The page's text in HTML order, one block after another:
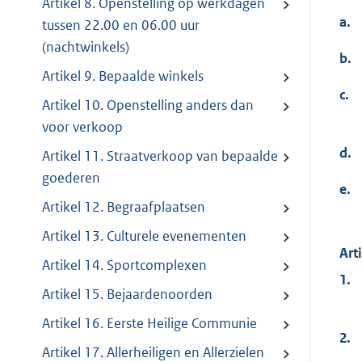
Artikel 8. Openstelling op werkdagen
tussen 22.00 en 06.00 uur
(nachtwinkels)
Artikel 9. Bepaalde winkels
Artikel 10. Openstelling anders dan
voor verkoop
Artikel 11. Straatverkoop van bepaalde
goederen
Artikel 12. Begraafplaatsen
Artikel 13. Culturele evenementen
Artikel 14. Sportcomplexen
Artikel 15. Bejaardenoorden
Artikel 16. Eerste Heilige Communie
Artikel 17. Allerheiligen en Allerzielen
a.
b.
c.
d.
e.
1.
2.